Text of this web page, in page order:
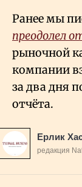
Ранее мы
преодолел
рыночной
компании
за два дня
отчёта.
Ерлик
редакция